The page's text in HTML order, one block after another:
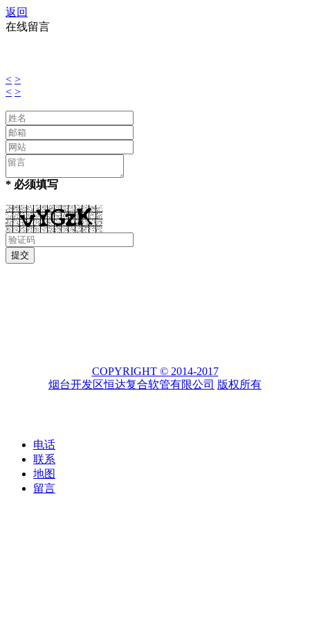
返回
在线留言
< >
< >
* 必须填写
COPYRIGHT © 2014-2017
烟台开发区恒达复合软管有限公司 版权所有
电话
联系
地图
留言